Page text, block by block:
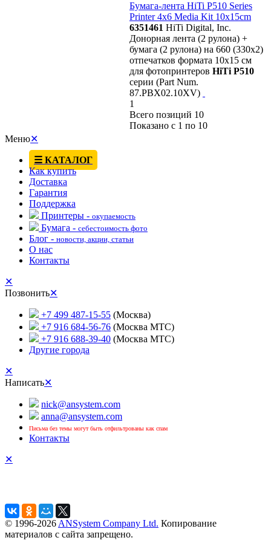
Бумага-лента HiTi P510 Series
Printer 4x6 Media Kit 10x15cm
6351461 HiTi Digital, Inc.
Донорная лента (2 рулона) +
бумага (2 рулона) на 660 (330x2)
отпечатков формата 10x15 cм
для фотопринтеров HiTi P510
серии (Part Num.
87.PBX02.10XV)
1
Всего позиций 10
Показано с 1 по 10
Меню✕
☰ КАТАЛОГ
Как купить
Доставка
Гарантия
Поддержка
Принтеры - окупаемость
Бумага - себестоимость фото
Блог - новости, акции, статьи
О нас
Контакты
✕
Позвонить✕
+7 499 487-15-55 (Москва)
+7 916 684-56-76 (Москва МТС)
+7 916 688-39-40 (Москва МТС)
Другие города
✕
Написать✕
nick@ansystem.com
anna@ansystem.com
Письма без темы могут быть отфильтрованы как спам
Контакты
✕
© 1996-2026 ANSystem Company Ltd. Копирование
материалов с сайта запрещено.